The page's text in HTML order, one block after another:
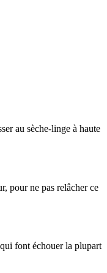
au sèche-linge à haute
pour ne pas relâcher ce
font échouer la plupart